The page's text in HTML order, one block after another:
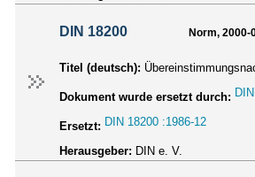
DIN 18200 Norm, 2000-
Titel (deutsch):
Dokument wurde ersetzt durch:
Ersetzt: DIN 18200 :1986-12
Herausgeber: DIN e. V.